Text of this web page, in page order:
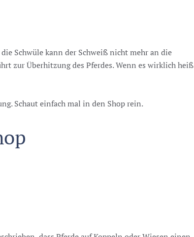
Schwüle kann der Schweiß nicht mehr an die
zur Überhitzung des Pferdes. Wenn es wirklich heiß
Schaut einfach mal in den Shop rein.